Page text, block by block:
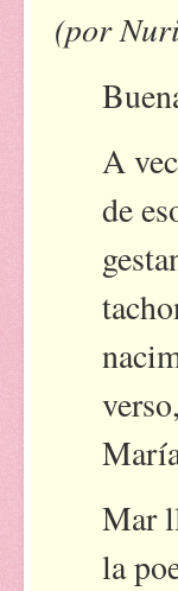
(por
A
de
Mar
la